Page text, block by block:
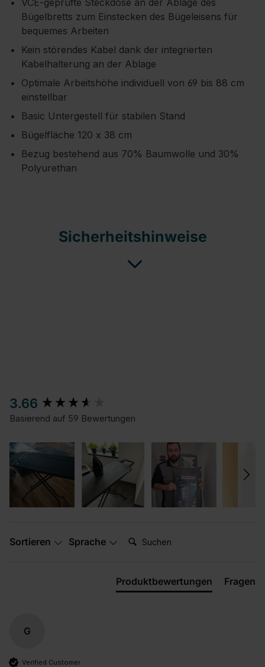
VCE-geprüfte Steckdose an der Ablage des
Bügelbretts zum Einstecken des Bügeleisens für
bequemes Arbeiten
Kein störendes Kabel dank der integrierten
Kabelhalterung an der Ablage
Optimale Arbeitshöhe individuell von 69 bis 88 cm
einstellbar
Basic Untergestell für stabilen Stand
Bügelfläche 120 x 38 cm
Bezug bestehend aus 70% Baumwolle und 30%
Polyurethan
Sicherheitshinweise
3.66
Basierend auf 59 Bewertungen
Sortieren Sprache Suchen:
Produktbewertungen Fragen
G
Verified Customer
New content loaded